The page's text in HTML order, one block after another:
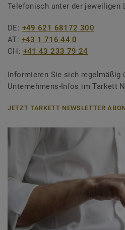
Telefonisch unter der jeweiligen
DE: +49 621 68172 300
AT: +43 1 716 44 0
CH: +41 43 233 79 24
Informieren Sie sich regelmäßig
Unternehmens-Infos im Tarkett
JETZT TARKETT NEWSLETTER